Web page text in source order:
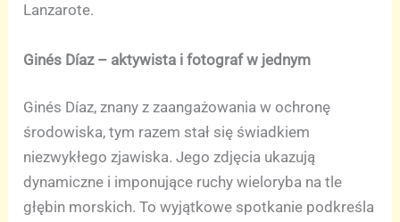
Lanzarote.
Ginés Díaz – aktywista i fotograf w jednym
Ginés Díaz, znany z zaangażowania w ochronę
środowiska, tym razem stał się świadkiem
niezwykłego zjawiska. Jego zdjęcia ukazują
dynamiczne i imponujące ruchy wieloryba na tle
głębin morskich. To wyjątkowe spotkanie podkreśla